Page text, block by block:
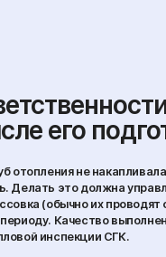
его
отопления не
Делать это должна
(обычно их
Качество
инспекции СГК.